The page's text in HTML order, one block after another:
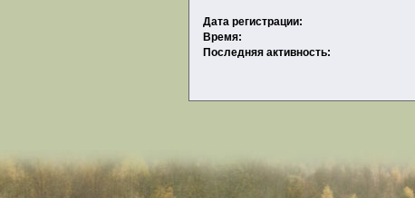
Дата регистрации:
Время:
Последняя активность: